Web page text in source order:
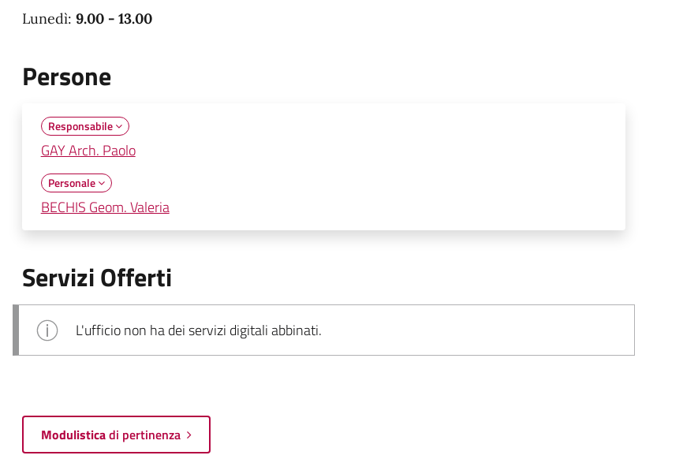
Lunedì: 9.00 - 13.00
Persone
Responsabile
GAY Arch. Paolo
Personale
BECHIS Geom. Valeria
Servizi Offerti
L'ufficio non ha dei servizi digitali abbinati.
Modulisticadi pertinenza